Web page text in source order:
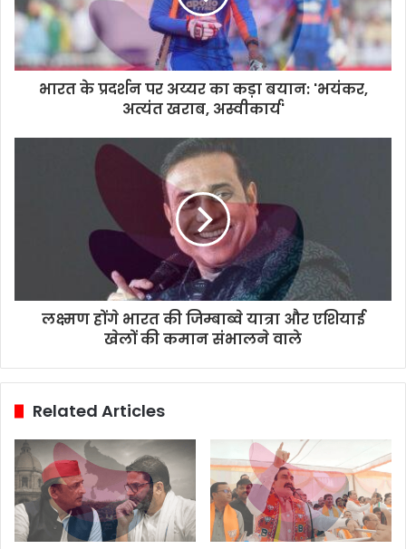
भारत के प्रदर्शन पर अय्यर का कड़ा बयान: 'भयंकर,
अत्यंत खराब, अस्वीकार्य'
लक्ष्मण होंगे भारत की जिम्बाब्वे यात्रा और एशियाई
खेलों की कमान संभालने वाले
Related Articles